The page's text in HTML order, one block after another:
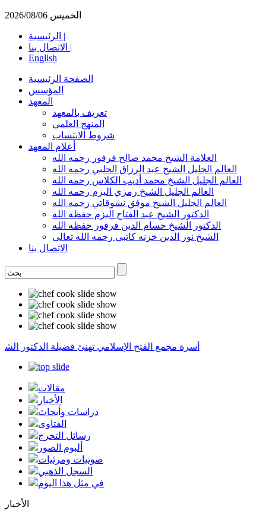
الخميس 2026/08/06
الرئيسية |
الاتصال بنا |
English
الصفحة الرئيسية
المؤسس
المعهد
تعريف بالمعهد
المنهج العلمي
شروط الانتساب
أعلام المعهد
العلامة الشيخ محمد صالح فرفور رحمه الله
العالم الجليل الشيخ عبد الرزاق الحلبي رحمه الله
العالم الجليل الشيخ محمد أديب الكلاس رحمه الله
العالم الجليل الشيخ رمزي البزم رحمه الله
العالم الجليل الشيخ موفق نشوقاتي رحمه الله
الدكتور الشيخ عبد الفتاح البزم حفظه الله
الدكتور الشيخ حسام الدين فرفور حفظه الله
الشيخ نور الدين خزنه كاتبي رحمه الله تعالى
الاتصال بنا
أسرة مجمع الفتح الإسلامي تهنئ فضيلة الدكتور
مقالات
الأخبار
دراسات وأبحاث
الفتاوى
رسائل التخرج
ألبوم الصور
صوتيات ومرئيات
السجل الذهبي
في مثل هذا اليوم
الأخبار